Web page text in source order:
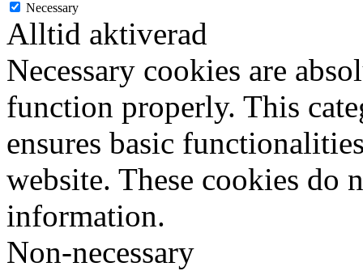
Necessary
Alltid aktiverad
Necessary cookies are
function properly. This
ensures basic
website. These cookies do
information.
Non-necessary